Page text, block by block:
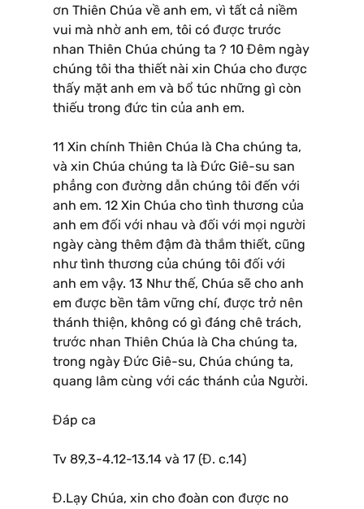
ơn Thiên Chúa về anh em, vì tất cả niềm
vui mà nhờ anh em, tôi có được trước
nhan Thiên Chúa chúng ta ? 10 Đêm ngày
chúng tôi tha thiết nài xin Chúa cho được
thấy mặt anh em và bổ túc những gì còn
thiếu trong đức tin của anh em.
11 Xin chính Thiên Chúa là Cha chúng ta,
và xin Chúa chúng ta là Đức Giê-su san
phẳng con đường dẫn chúng tôi đến với
anh em. 12 Xin Chúa cho tình thương của
anh em đối với nhau và đối với mọi người
ngày càng thêm đậm đà thắm thiết, cũng
như tình thương của chúng tôi đối với
anh em vậy. 13 Như thế, Chúa sẽ cho anh
em được bền tâm vững chí, được trở nên
thánh thiện, không có gì đáng chê trách,
trước nhan Thiên Chúa là Cha chúng ta,
trong ngày Đức Giê-su, Chúa chúng ta,
quang lâm cùng với các thánh của Người.
Đáp ca
Tv 89,3-4.12-13.14 và 17 (Đ. c.14)
Đ.Lạy Chúa, xin cho đoàn con được no